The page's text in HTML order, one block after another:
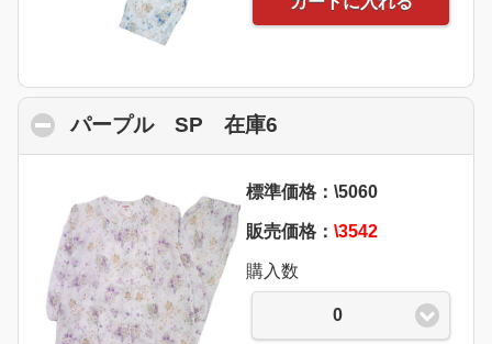
パープル SP 在庫6
標準価格：\5060
販売価格： \3542
購入数
0